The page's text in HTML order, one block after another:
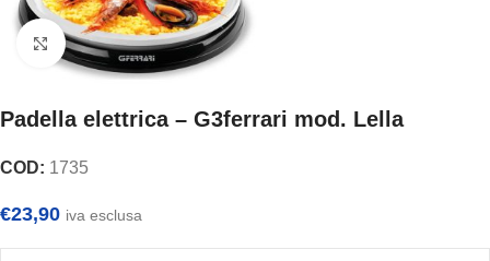
Clicca per ingrandire
Padella elettrica – G3ferrari mod. Lella
COD: 1735
€23,90 iva esclusa